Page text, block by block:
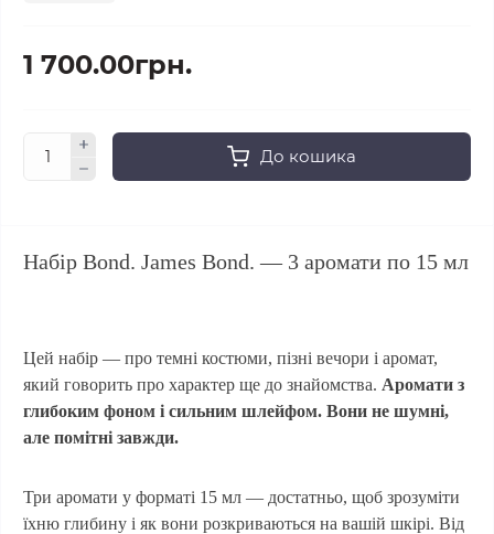
1 700.00грн.
До кошика
Набір Bond. James Bond. — 3 аромати по 15 мл
Цей набір — про темні костюми, пізні вечори і аромат,
який говорить про характер ще до знайомства. Аромати з
глибоким фоном і сильним шлейфом. Вони не шумні,
але помітні завжди.
Три аромати у форматі 15 мл — достатньо, щоб зрозуміти
їхню глибину і як вони розкриваються на вашій шкірі. Від